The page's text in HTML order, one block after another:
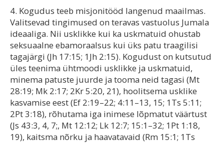
4. Kogudus teeb misjonitööd langenud maailmas.
Valitsevad tingimused on teravas vastuolus Jumala
ideaaliga. Nii usklikke kui ka uskmatuid ohustab
seksuaalne ebamoraalsus kui üks patu traagilisi
tagajärgi (Jh 17:15; 1Jh 2:15). Kogudust on kutsutud
üles teenima ühtmoodi usklikke ja uskmatuid,
minema patuste juurde ja tooma neid tagasi (Mt
28:19; Mk 2:17; 2Kr 5:20, 21), hoolitsema usklike
kasvamise eest (Ef 2:19–22; 4:11–13, 15; 1Ts 5:11;
2Pt 3:18), rõhutama iga inimese lõpmatut väärtust
(Js 43:3, 4, 7;, Mt 12:12; Lk 12:7; 15:1–32; 1Pt 1:18,
19), kaitsma nõrku ja haavatavaid (Rm 15:1; 1Ts